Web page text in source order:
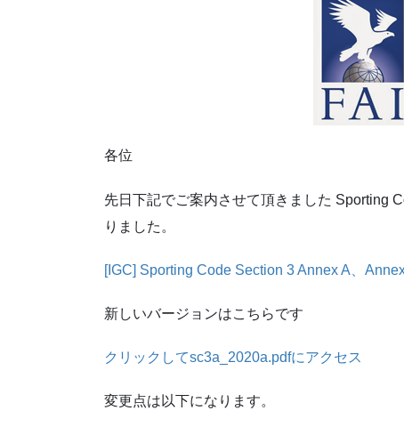
各位
先日下記でご案内させて頂きました Sporting
りました。
[IGC] Sporting Code Section 3 Annex A、
新しいバージョンはこちらです
クリックしてsc3a_2020a.pdfにアクセス
変更点は以下になります。